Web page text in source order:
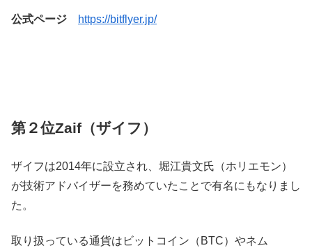
公式ページ https://bitflyer.jp/
第２位Zaif（ザイフ）
ザイフは2014年に設立され、堀江貴文氏（ホリエモン）
が技術アドバイザーを務めていたことで有名にもなりまし
た。
取り扱っている通貨はビットコイン（BTC）やネム